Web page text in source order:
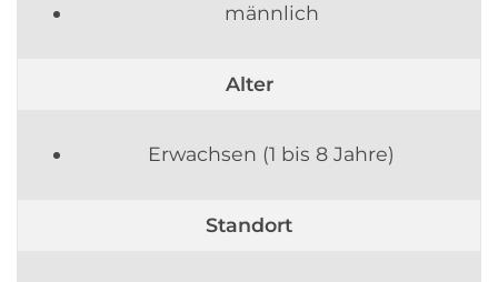
männlich
Alter
Erwachsen (1 bis 8 Jahre)
Standort